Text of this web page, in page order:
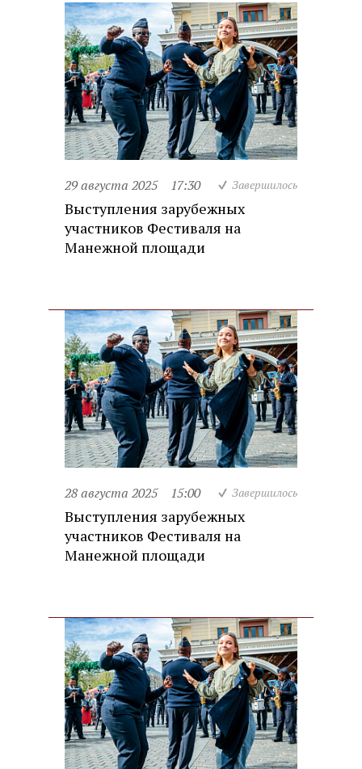
29 августа 2025 17:30 Завершилось
Выступления зарубежных
участников Фестиваля на
Манежной площади
28 августа 2025 15:00 Завершилось
Выступления зарубежных
участников Фестиваля на
Манежной площади